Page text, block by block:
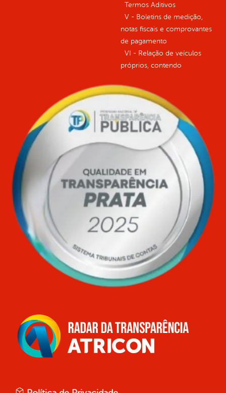
Termos Aditivos
V - Boletins de medição,
notas fiscais e comprovantes
de pagamento
VI - Relação de veículos
próprios, contendo